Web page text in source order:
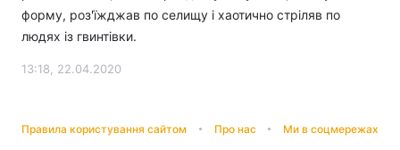
форму, роз'їжджав по селищу і хаотично стріляв по
людях із гвинтівки.
13:18, 22.04.2020
Правила користування сайтом Про нас Ми в соцмережах